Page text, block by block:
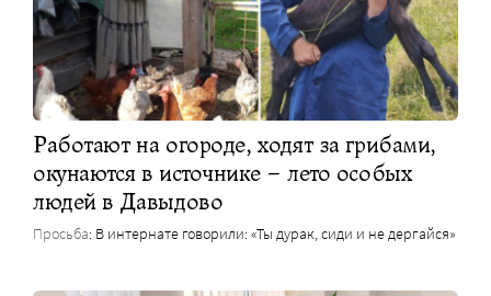
Работают на огороде, ходят за грибами,
окунаются в источнике – лето особых
людей в Давыдово
Просьба: В интернате говорили: «Ты дурак, сиди и не дергайся»